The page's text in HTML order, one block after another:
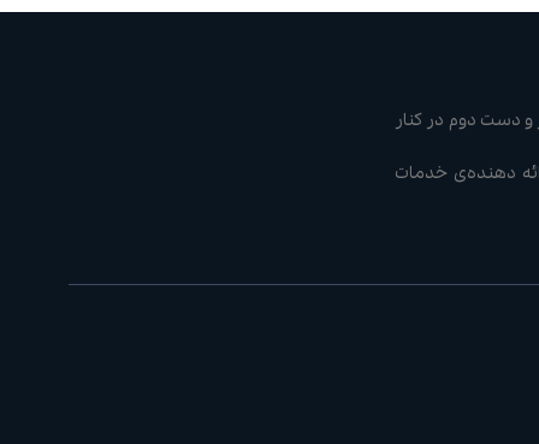
دست دوم در کنار
مجرب ارائه دهنده‌ی خدمات